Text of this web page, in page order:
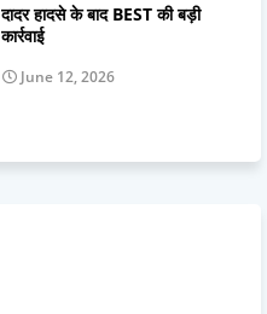
दादर हादसे के बाद BEST की बड़ी
कार्रवाई
June 12, 2026